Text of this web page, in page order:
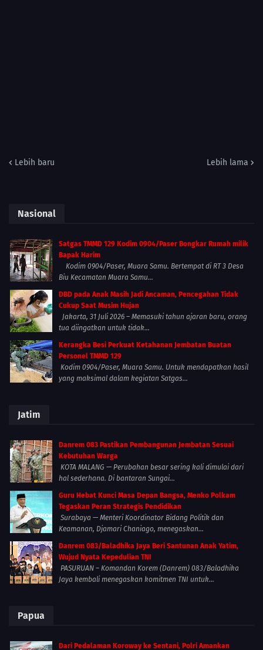
Lebih baru Lebih lama
Nasional
Satgas TMMD 129 Kodim 0904/Paser Bongkar Rumah milik
Bapak Harim
Kodim 0904/Paser, Muara Samu. Bertempat di RT 3 Desa
Biu Kecamatan Muara Samu...
DBD pada Anak Masih Jadi Ancaman, Pencegahan Tidak
Cukup Saat Musim Hujan
Jakarta, 31 Juli 2026 – Memasuki tahun ajaran baru, orang
tua diingatkan untuk tidak...
Kerangka Besi Perkuat Ketahanan Jembatan Buatan
Personel TMMD 129
Kodim 0904/Paser, Muara Samu. Untuk mendapatkan hasil
yang maksimal dalam kegiatan Satgas...
Jatim
Danrem 083 Pastikan Pembangunan Jembatan Sesuai
Kebutuhan Warga
KOTA MALANG — Perubahan besar sering kali dimulai dari
hal sederhana. Di bantaran Sungai...
Guru Hebat Kunci Masa Depan Bangsa, Menko Polkam
Tegaskan Peran Strategis Pendidikan
Surabaya — Menteri Koordinator Bidang Politik dan
Keamanan, Djamari Chaniago, menegaskan...
Danrem 083/Baladhika Jaya Beri Santunan Anak Yatim,
Wujud Nyata Kepedulian TNI
PASURUAN – Komandan Korem (Danrem) 083/Baladhika
Jaya kembali menegaskan komitmen TNI untuk...
Papua
Dari Pedalaman Koroway ke Sentani, Polri Amankan